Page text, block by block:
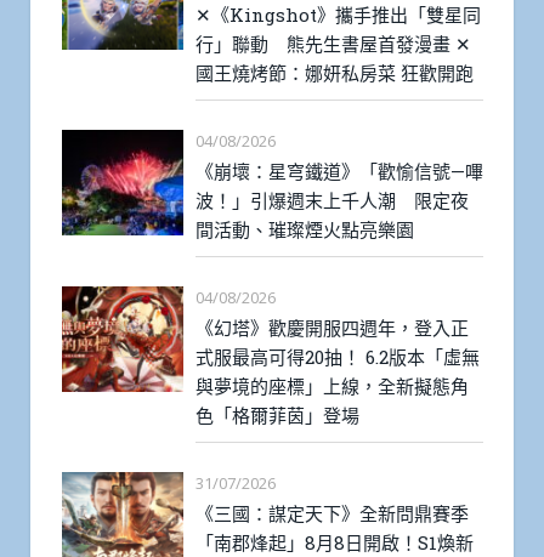
✕《Kingshot》攜手推出「雙星同
行」聯動 熊先生書屋首發漫畫 ✕
國王燒烤節：娜妍私房菜 狂歡開跑
04/08/2026
《崩壞：星穹鐵道》「歡愉信號—嗶
波！」引爆週末上千人潮 限定夜
間活動、璀璨煙火點亮樂園
04/08/2026
《幻塔》歡慶開服四週年，登入正
式服最高可得20抽！ 6.2版本「虛無
與夢境的座標」上線，全新擬態角
色「格爾菲茵」登場
31/07/2026
《三國：謀定天下》全新問鼎賽季
「南郡烽起」8月8日開啟！S1煥新